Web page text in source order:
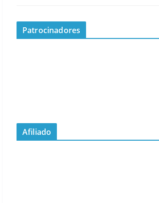
Patrocinadores
Afiliado